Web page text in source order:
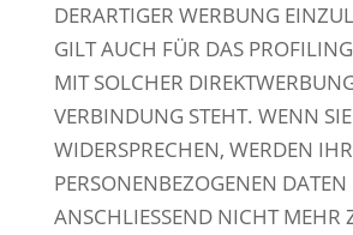
DERARTIGER WERBUNG
GILT AUCH FÜR DAS
MIT SOLCHER
VERBINDUNG STEHT. WENN SIE
WIDERSPRECHEN, WERDEN
PERSONENBEZOGENEN DATEN
ANSCHLIESSEND NICHT MEHR